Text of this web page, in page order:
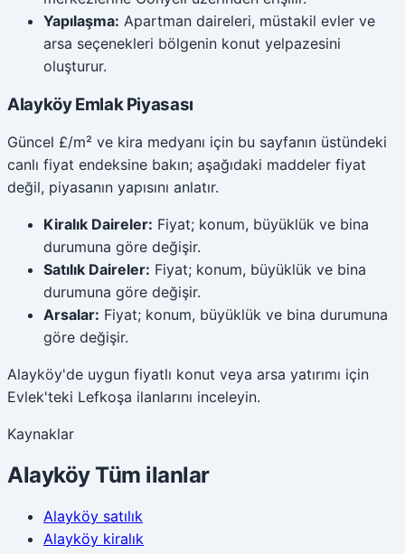
Yapılaşma: Apartman daireleri, müstakil evler ve
arsa seçenekleri bölgenin konut yelpazesini
oluşturur.
Alayköy Emlak Piyasası
Güncel £/m² ve kira medyanı için bu sayfanın üstündeki
canlı fiyat endeksine bakın; aşağıdaki maddeler fiyat
değil, piyasanın yapısını anlatır.
Kiralık Daireler: Fiyat; konum, büyüklük ve bina
durumuna göre değişir.
Satılık Daireler: Fiyat; konum, büyüklük ve bina
durumuna göre değişir.
Arsalar: Fiyat; konum, büyüklük ve bina durumuna
göre değişir.
Alayköy'de uygun fiyatlı konut veya arsa yatırımı için
Evlek'teki Lefkoşa ilanlarını inceleyin.
Kaynaklar
AlayköyTüm ilanlar
Alayköy satılık
Alayköy kiralık